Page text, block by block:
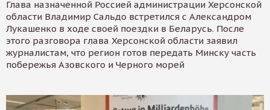
Глава назначенной Россией администрации Херсонской
области Владимир Сальдо встретился с Александром
Лукашенко в ходе своей поездки в Беларусь. После
этого разговора глава Херсонской области заявил
журналистам, что регион готов передать Минску часть
побережья Азовского и Черного морей